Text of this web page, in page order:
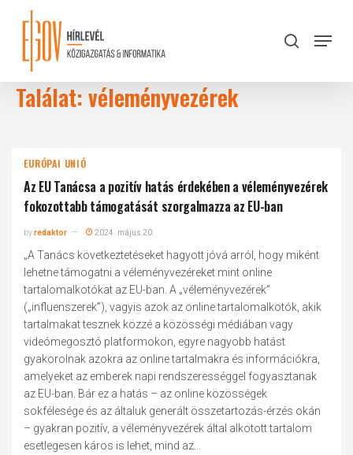
content
search
Menu
Találat: véleményvezérek
EURÓPAI UNIÓ
Az EU Tanácsa a pozitív hatás érdekében a véleményvezérek
fokozottabb támogatását szorgalmazza az EU-ban
byredaktor 2024. május 20.
„A Tanács következtetéseket hagyott jóvá arról, hogy miként
lehetne támogatni a véleményvezéreket mint online
tartalomalkotókat az EU-ban. A „véleményvezérek”
(„influenszerek”), vagyis azok az online tartalomalkotók, akik
tartalmakat tesznek közzé a közösségi médiában vagy
videómegosztó platformokon, egyre nagyobb hatást
gyakorolnak azokra az online tartalmakra és információkra,
amelyeket az emberek napi rendszerességgel fogyasztanak
az EU-ban. Bár ez a hatás – az online közösségek
sokfélesége és az általuk generált összetartozás-érzés okán
– gyakran pozitív, a véleményvezérek által alkotott tartalom
esetlegesen káros is lehet, mind az...
Close